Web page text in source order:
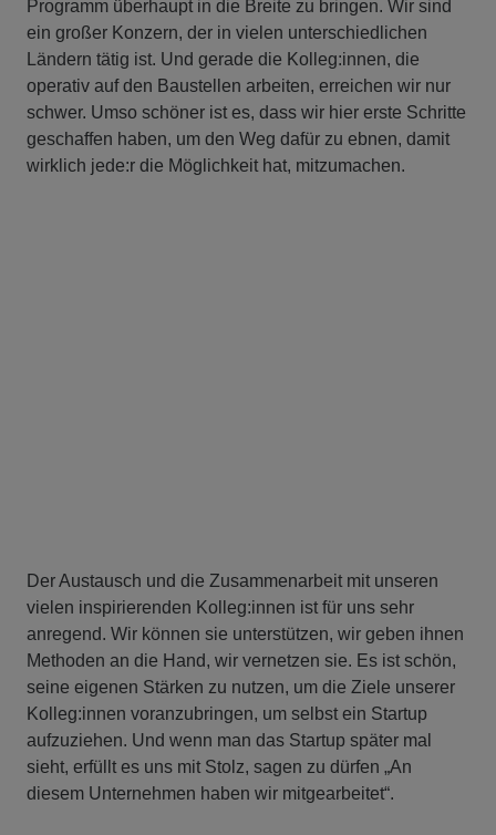
Programm überhaupt in die Breite zu bringen. Wir sind
ein großer Konzern, der in vielen unterschiedlichen
Ländern tätig ist. Und gerade die Kolleg:innen, die
operativ auf den Baustellen arbeiten, erreichen wir nur
schwer. Umso schöner ist es, dass wir hier erste Schritte
geschaffen haben, um den Weg dafür zu ebnen, damit
wirklich jede:r die Möglichkeit hat, mitzumachen.
Der Austausch und die Zusammenarbeit mit unseren
vielen inspirierenden Kolleg:innen ist für uns sehr
anregend. Wir können sie unterstützen, wir geben ihnen
Methoden an die Hand, wir vernetzen sie. Es ist schön,
seine eigenen Stärken zu nutzen, um die Ziele unserer
Kolleg:innen voranzubringen, um selbst ein Startup
aufzuziehen. Und wenn man das Startup später mal
sieht, erfüllt es uns mit Stolz, sagen zu dürfen „An
diesem Unternehmen haben wir mitgearbeitet“.